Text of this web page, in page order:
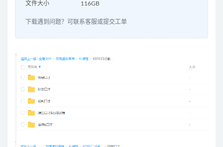
文件大小 116GB
下载遇到问题？可联系客服或提交工单